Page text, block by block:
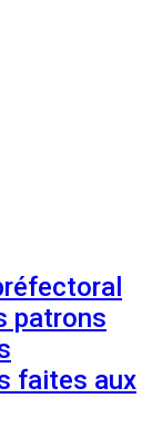
patrons
faites aux